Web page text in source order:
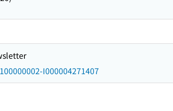
I000004271407